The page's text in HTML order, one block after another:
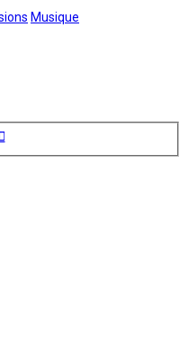
Musique
Recherche